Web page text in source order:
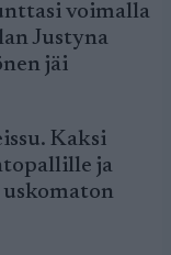
voimalla
Justyna
jäi
Kaksi
ja